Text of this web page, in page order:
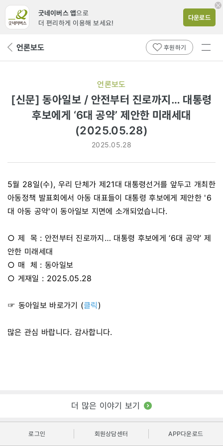
굿네이버스 앱으로
더 편리하게 이용해 보세요!
다운로드
뒤 언론보도 후원하기
전체
언론보도
[신문] 동아일보 / 안전부터 진로까지… 대통령
후보에게 ‘6대 공약’ 제안한 미래세대
(2025.05.28)
2025.05.28
5월 28일(수), 우리 단체가 제21대 대통령선거를 앞두고 개최한
아동정책 발표회에서 아동 대표들이 대통령 후보에게 제안한 '6
대 아동 공약'이 동아일보 지면에 소개되었습니다.
○ 제 목 : 안전부터 진로까지… 대통령 후보에게 ‘6대 공약’ 제
안한 미래세대
○ 매 체 : 동아일보
○ 게재일 : 2025.05.28
☞ 동아일보 바로가기 (클릭 )
많은 관심 바랍니다. 감사합니다.
더 많은 이야기 보기
로그인 회원상담센터 APP다운로드